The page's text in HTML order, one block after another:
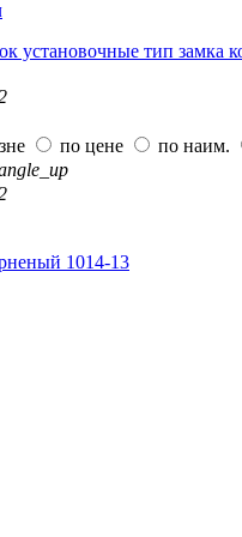
установочные тип замка
по цене
по наим.
1014-13